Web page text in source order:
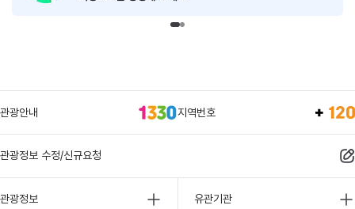
관광안내 지역번호
관광정보 수정/신규요청
관광정보 유관기관